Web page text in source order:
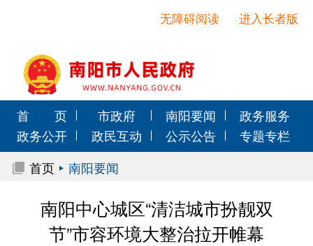
进入长者版
无障碍阅读
首 页 市政府 南阳要闻
政务服务
政务公开
政民互动 公示公告
专题专栏
首页
南阳要闻
南阳中心城区“清洁城市扮靓双
节”市容环境大整治拉开帷幕